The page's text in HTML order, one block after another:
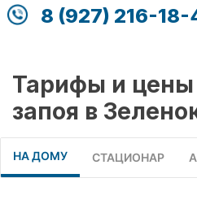
8 (927) 216-18-
Тарифы и цены
запоя в
НА ДОМУ СТАЦИОНАР